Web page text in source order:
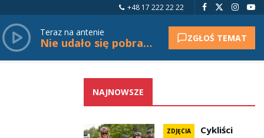
+48 17 222 22 22
Teraz na antenie
Nie udało się pobrać tytułu. ZGŁOŚ TEMAT
NAJNOWSZE
ZDJĘCIA
Cykliści